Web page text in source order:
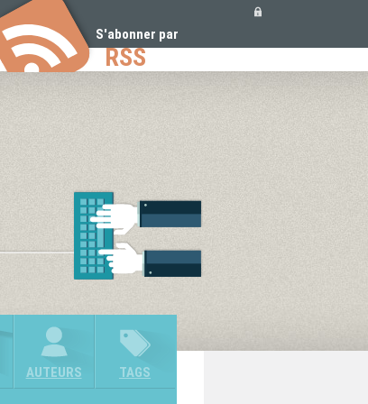
S'abonner par
RSS
AUTEURS TAGS